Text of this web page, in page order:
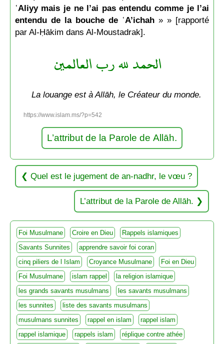
ʿAliyy mais je ne l’ai pas entendu comme je l’ai
entendu de la bouche de ʿA’ichah » » [rapporté
par Al-Ḥākim dans Al-Moustadrak].
الحمد لله رب العالمين
La louange est à Allāh, le Créateur du monde.
https://www.islam.ms/?p=542
L’attribut de la Parole de Allāh.
Quel est le jugement de an-nadhr, le vœu ?
L’attribut de la Parole de Allāh.
Foi Musulmane Croire en Dieu
Rappels islamiques
Savants Sunnites
apprendre savoir foi coran
cinq piliers de l Islam
Croyance Musulmane
Foi en Dieu
Foi Musulmane
islam rappel
la religion islamique
les grands savants musulmans
les savants musulmans
les sunnites
liste des savants musulmans
musulmans sunnites
rappel en islam
rappel islam
rappel islamique
rappels islam réplique contre athée